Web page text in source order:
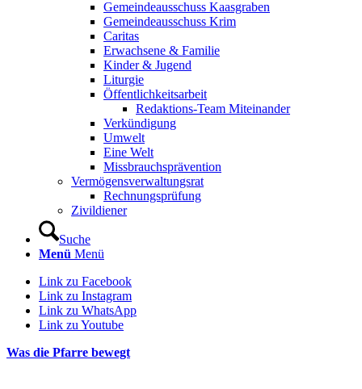
Gemeindeausschuss Kaasgraben
Gemeindeausschuss Krim
Caritas
Erwachsene & Familie
Kinder & Jugend
Liturgie
Öffentlichkeitsarbeit
Redaktions-Team Miteinander
Verkündigung
Umwelt
Eine Welt
Missbrauchsprävention
Vermögensverwaltungsrat
Rechnungsprüfung
Zivildiener
Suche
Menü Menü
Link zu Facebook
Link zu Instagram
Link zu WhatsApp
Link zu Youtube
Was die Pfarre bewegt